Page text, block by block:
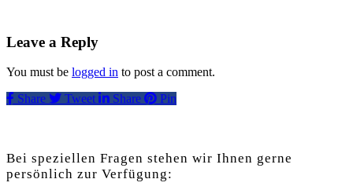
Leave a Reply
You must be logged in to post a comment.
Share
Tweet Share Pin
Bei speziellen Fragen stehen wir Ihnen gerne
persönlich zur Verfügung: